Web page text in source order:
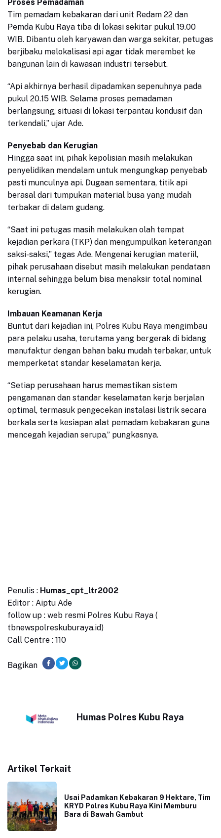
Proses Pemadaman
Tim pemadam kebakaran dari unit Redam 22 dan
Pemda Kubu Raya tiba di lokasi sekitar pukul 19.00
WIB. Dibantu oleh karyawan dan warga sekitar, petugas
berjibaku melokalisasi api agar tidak merembet ke
bangunan lain di kawasan industri tersebut.
“Api akhirnya berhasil dipadamkan sepenuhnya pada
pukul 20.15 WIB. Selama proses pemadaman
berlangsung, situasi di lokasi terpantau kondusif dan
terkendali,” ujar Ade.
Penyebab dan Kerugian
Hingga saat ini, pihak kepolisian masih melakukan
penyelidikan mendalam untuk mengungkap penyebab
pasti munculnya api. Dugaan sementara, titik api
berasal dari tumpukan material busa yang mudah
terbakar di dalam gudang.
“Saat ini petugas masih melakukan olah tempat
kejadian perkara (TKP) dan mengumpulkan keterangan
saksi-saksi,” tegas Ade. Mengenai kerugian materiil,
pihak perusahaan disebut masih melakukan pendataan
internal sehingga belum bisa menaksir total nominal
kerugian.
Imbauan Keamanan Kerja
Buntut dari kejadian ini, Polres Kubu Raya mengimbau
para pelaku usaha, terutama yang bergerak di bidang
manufaktur dengan bahan baku mudah terbakar, untuk
memperketat standar keselamatan kerja.
“Setiap perusahaan harus memastikan sistem
pengamanan dan standar keselamatan kerja berjalan
optimal, termasuk pengecekan instalasi listrik secara
berkala serta kesiapan alat pemadam kebakaran guna
mencegah kejadian serupa,” pungkasnya.
Penulis : Humas_cpt_ltr2002
Editor : Aiptu Ade
follow up : web resmi Polres Kubu Raya (
tbnewspolreskuburaya.id)
Call Centre : 110
Bagikan
Humas Polres Kubu Raya
Artikel Terkait
Usai Padamkan Kebakaran 9 Hektare, Tim
KRYD Polres Kubu Raya Kini Memburu
Bara di Bawah Gambut